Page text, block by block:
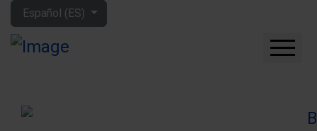
Seleccione su idioma
Español (ES)